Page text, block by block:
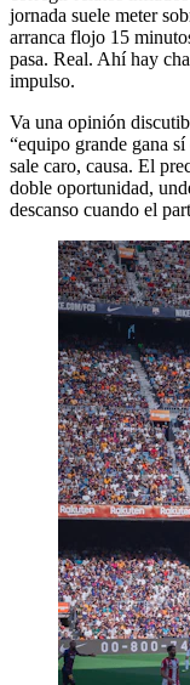
jornada suele meter
arranca flojo 15
pasa. Real. Ahí hay
impulso.
Va una opinión
“equipo grande gana
sale caro, causa. El
doble oportunidad,
descanso cuando el